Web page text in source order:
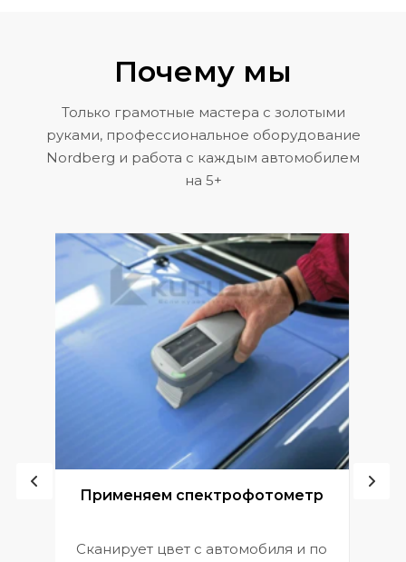
Почему мы
Только грамотные мастера с золотыми
руками, профессиональное оборудование
Nordberg и работа с каждым автомобилем
на 5+
Применяем спектрофотометр
Сканирует цвет с автомобиля и по